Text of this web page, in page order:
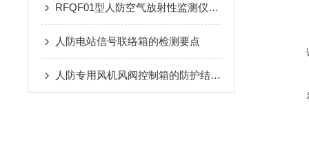
RFQF01型人防空气放射性监测仪的工作原理与技术特点
人防电站信号联络箱的检测要点
人防专用风机风阀控制箱的防护结构：防潮、防霉与抗冲击设计